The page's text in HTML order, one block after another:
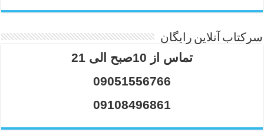
سرکتاب آنلاین رایگان
تماس از 10صبح الی 21
09051556766
09108496861